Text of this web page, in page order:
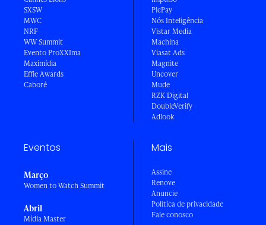
SXSW
MWC
NRF
WW Summit
Evento ProXXIma
Maximídia
Effie Awards
Caboré
PicPay
Nós Inteligência
Vistar Media
Machina
Viasat Ads
Magnite
Uncover
Mude
RZK Digital
DoubleVerify
Adlook
Eventos
Março
Women to Watch Summit
Abril
Mídia Master
Mais
Assine
Renove
Anuncie
Política de privacidade
Fale conosco